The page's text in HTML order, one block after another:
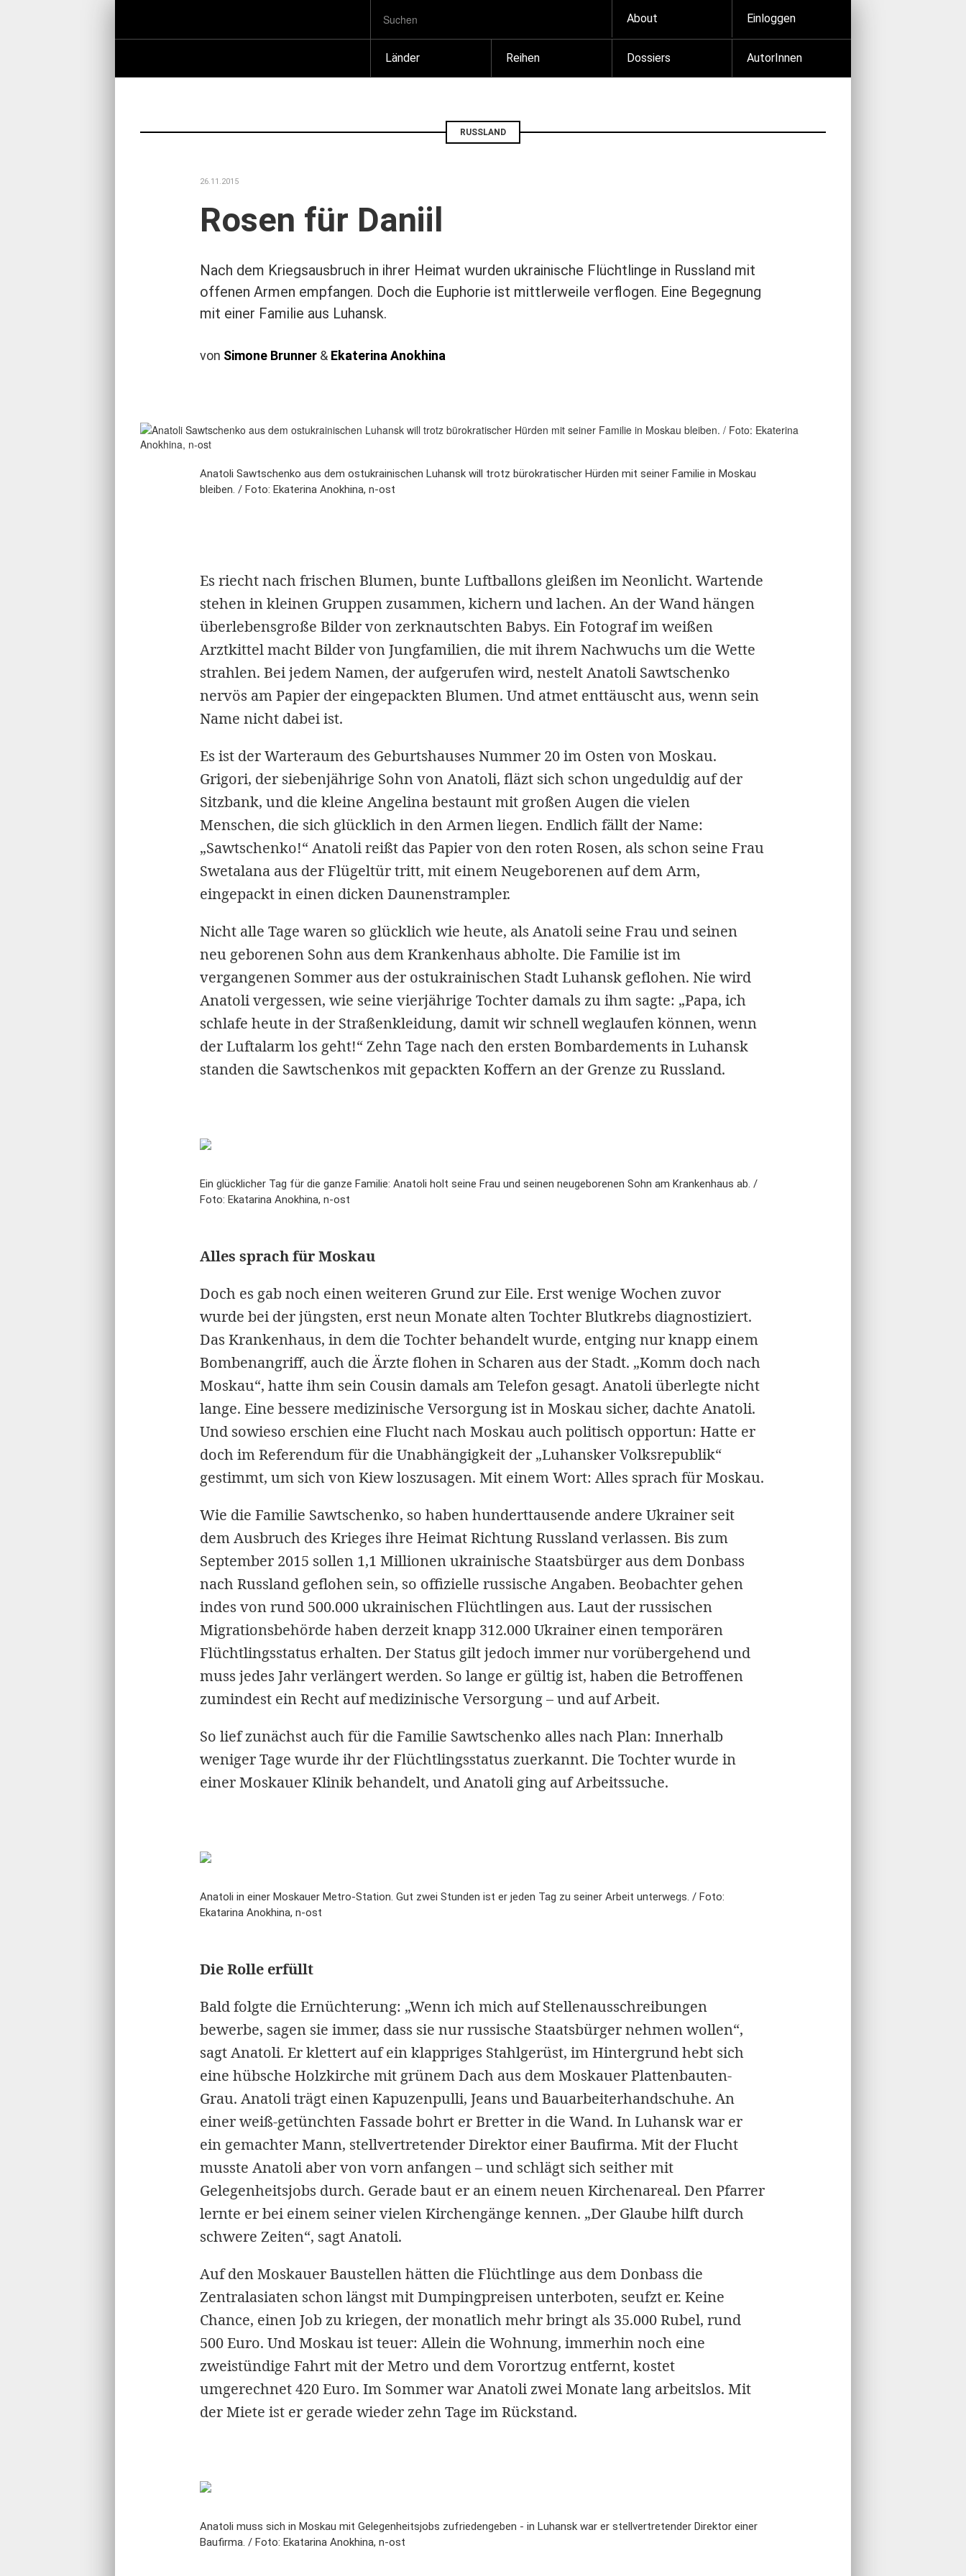
springen
About Einloggen
Länder Reihen Dossiers AutorInnen
RUSSLAND
26.11.2015
Rosen für Daniil
Nach dem Kriegsausbruch in ihrer Heimat wurden ukrainische Flüchtlinge in Russland mit
offenen Armen empfangen. Doch die Euphorie ist mittlerweile verflogen. Eine Begegnung
mit einer Familie aus Luhansk.
von Simone Brunner & Ekaterina Anokhina
Anatoli Sawtschenko aus dem ostukrainischen Luhansk will trotz bürokratischer Hürden mit seiner Familie in Moskau
bleiben. / Foto: Ekaterina Anokhina, n-ost
Es riecht nach frischen Blumen, bunte Luftballons gleißen im Neonlicht. Wartende
stehen in kleinen Gruppen zusammen, kichern und lachen. An der Wand hängen
überlebensgroße Bilder von zerknautschten Babys. Ein Fotograf im weißen
Arztkittel macht Bilder von Jungfamilien, die mit ihrem Nachwuchs um die Wette
strahlen. Bei jedem Namen, der aufgerufen wird, nestelt Anatoli Sawtschenko
nervös am Papier der eingepackten Blumen. Und atmet enttäuscht aus, wenn sein
Name nicht dabei ist.
Es ist der Warteraum des Geburtshauses Nummer 20 im Osten von Moskau.
Grigori, der siebenjährige Sohn von Anatoli, fläzt sich schon ungeduldig auf der
Sitzbank, und die kleine Angelina bestaunt mit großen Augen die vielen
Menschen, die sich glücklich in den Armen liegen. Endlich fällt der Name:
„Sawtschenko!“ Anatoli reißt das Papier von den roten Rosen, als schon seine Frau
Swetalana aus der Flügeltür tritt, mit einem Neugeborenen auf dem Arm,
eingepackt in einen dicken Daunenstrampler.
Nicht alle Tage waren so glücklich wie heute, als Anatoli seine Frau und seinen
neu geborenen Sohn aus dem Krankenhaus abholte. Die Familie ist im
vergangenen Sommer aus der ostukrainischen Stadt Luhansk geflohen. Nie wird
Anatoli vergessen, wie seine vierjährige Tochter damals zu ihm sagte: „Papa, ich
schlafe heute in der Straßenkleidung, damit wir schnell weglaufen können, wenn
der Luftalarm los geht!“ Zehn Tage nach den ersten Bombardements in Luhansk
standen die Sawtschenkos mit gepackten Koffern an der Grenze zu Russland.
Ein glücklicher Tag für die ganze Familie: Anatoli holt seine Frau und seinen neugeborenen Sohn am Krankenhaus ab. /
Foto: Ekatarina Anokhina, n-ost
Alles sprach für Moskau
Doch es gab noch einen weiteren Grund zur Eile. Erst wenige Wochen zuvor
wurde bei der jüngsten, erst neun Monate alten Tochter Blutkrebs diagnostiziert.
Das Krankenhaus, in dem die Tochter behandelt wurde, entging nur knapp einem
Bombenangriff, auch die Ärzte flohen in Scharen aus der Stadt. „Komm doch nach
Moskau“, hatte ihm sein Cousin damals am Telefon gesagt. Anatoli überlegte nicht
lange. Eine bessere medizinische Versorgung ist in Moskau sicher, dachte Anatoli.
Und sowieso erschien eine Flucht nach Moskau auch politisch opportun: Hatte er
doch im Referendum für die Unabhängigkeit der „Luhansker Volksrepublik“
gestimmt, um sich von Kiew loszusagen. Mit einem Wort: Alles sprach für Moskau.
Wie die Familie Sawtschenko, so haben hunderttausende andere Ukrainer seit
dem Ausbruch des Krieges ihre Heimat Richtung Russland verlassen. Bis zum
September 2015 sollen 1,1 Millionen ukrainische Staatsbürger aus dem Donbass
nach Russland geflohen sein, so offizielle russische Angaben. Beobachter gehen
indes von rund 500.000 ukrainischen Flüchtlingen aus. Laut der russischen
Migrationsbehörde haben derzeit knapp 312.000 Ukrainer einen temporären
Flüchtlingsstatus erhalten. Der Status gilt jedoch immer nur vorübergehend und
muss jedes Jahr verlängert werden. So lange er gültig ist, haben die Betroffenen
zumindest ein Recht auf medizinische Versorgung – und auf Arbeit.
So lief zunächst auch für die Familie Sawtschenko alles nach Plan: Innerhalb
weniger Tage wurde ihr der Flüchtlingsstatus zuerkannt. Die Tochter wurde in
einer Moskauer Klinik behandelt, und Anatoli ging auf Arbeitssuche.
Anatoli in einer Moskauer Metro-Station. Gut zwei Stunden ist er jeden Tag zu seiner Arbeit unterwegs. / Foto:
Ekatarina Anokhina, n-ost
Die Rolle erfüllt
Bald folgte die Ernüchterung: „Wenn ich mich auf Stellenausschreibungen
bewerbe, sagen sie immer, dass sie nur russische Staatsbürger nehmen wollen“,
sagt Anatoli. Er klettert auf ein klappriges Stahlgerüst, im Hintergrund hebt sich
eine hübsche Holzkirche mit grünem Dach aus dem Moskauer Plattenbauten-
Grau. Anatoli trägt einen Kapuzenpulli, Jeans und Bauarbeiterhandschuhe. An
einer weiß-getünchten Fassade bohrt er Bretter in die Wand. In Luhansk war er
ein gemachter Mann, stellvertretender Direktor einer Baufirma. Mit der Flucht
musste Anatoli aber von vorn anfangen – und schlägt sich seither mit
Gelegenheitsjobs durch. Gerade baut er an einem neuen Kirchenareal. Den Pfarrer
lernte er bei einem seiner vielen Kirchengänge kennen. „Der Glaube hilft durch
schwere Zeiten“, sagt Anatoli.
Auf den Moskauer Baustellen hätten die Flüchtlinge aus dem Donbass die
Zentralasiaten schon längst mit Dumpingpreisen unterboten, seufzt er. Keine
Chance, einen Job zu kriegen, der monatlich mehr bringt als 35.000 Rubel, rund
500 Euro. Und Moskau ist teuer: Allein die Wohnung, immerhin noch eine
zweistündige Fahrt mit der Metro und dem Vorortzug entfernt, kostet
umgerechnet 420 Euro. Im Sommer war Anatoli zwei Monate lang arbeitslos. Mit
der Miete ist er gerade wieder zehn Tage im Rückstand.
Anatoli muss sich in Moskau mit Gelegenheitsjobs zufriedengeben - in Luhansk war er stellvertretender Direktor einer
Baufirma. / Foto: Ekatarina Anokhina, n-ost